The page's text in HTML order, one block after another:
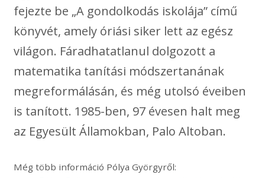
fejezte be „A gondolkodás iskolája” című
könyvét, amely óriási siker lett az egész
világon. Fáradhatatlanul dolgozott a
matematika tanítási módszertanának
megreformálásán, és még utolsó éveiben
is tanított. 1985-ben, 97 évesen halt meg
az Egyesült Államokban, Palo Altoban.
Még több információ Pólya Györgyről: